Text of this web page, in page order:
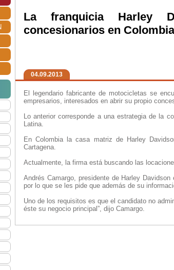
La franquicia Harley
concesionarios en Colombia
04.09.2013
El legendario fabricante de motocicletas se
empresarios, interesados en abrir su propio
Lo anterior corresponde a una estrategia de la
Latina.
En Colombia la casa matriz de Harley
Cartagena.
Actualmente, la firma está buscando las
Andrés Camargo, presidente de Harley
por lo que se les pide que además de su
Uno de los requisitos es que el candidato no
éste su negocio principal”, dijo Camargo.